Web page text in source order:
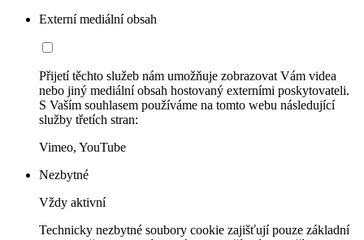
Externí mediální obsah
Přijetí těchto služeb nám umožňuje zobrazovat Vám videa
nebo jiný mediální obsah hostovaný externími poskytovateli.
S Vaším souhlasem používáme na tomto webu následující
služby třetích stran:
Vimeo, YouTube
Nezbytné
Vždy aktivní
Technicky nezbytné soubory cookie zajišťují pouze základní